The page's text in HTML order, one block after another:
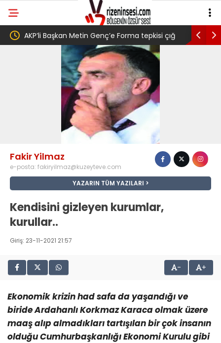
AKP’li Başkan Metin Genç’e Forma tepkisi çığ
gibi: Dilek Ilgın Ela adlı yurttaş ise ” Genç,
köyünde babasının toprağını satarak
Trabzonspor 6.661 forma almış” dedi
Salah transferi
Fakir Yilmaz
e-posta: fakiryilmaz@kuzeyteve.com
YAZARIN TÜM YAZILARI
Kendisini gizleyen kurumlar,
kurullar..
Giriş: 23-11-2021 21:57
- +
Ekonomik krizin had safa da yaşandığı ve
biride Ardahanlı Korkmaz Karaca olmak üzere
maaş alıp almadıkları tartışılan bir çok insanın
olduğu Cumhurbaşkanlığı Ekonomi Kurulu gibi